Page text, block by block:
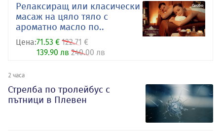
Релаксиращ или класически
масаж на цяло тяло с
ароматно масло по..
Цена:71.53 € 122.71 €
139.90 лв 240.00 лв
2 часа
Стрелба по тролейбус с
пътници в Плевен